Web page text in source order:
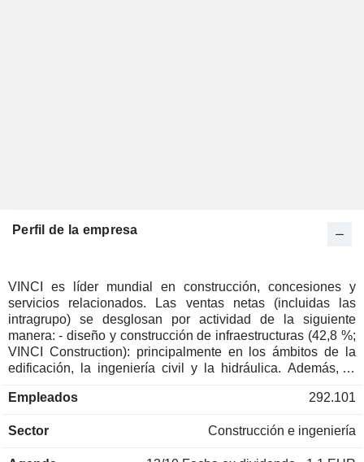
Perfil de la empresa
VINCI es líder mundial en construcción, concesiones y
servicios relacionados. Las ventas netas (incluidas las
intragrupo) se desglosan por actividad de la siguiente
manera: - diseño y construcción de infraestructuras (42,8 %;
VINCI Construction): principalmente en los ámbitos de la
edificación, la ingeniería civil y la hidráulica. Además, el
renovación y mantenimiento de infraestructuras de
la producción de áridos (n.º 1 en Francia) y en el desarrollo
Empleados 292.101
Sector Construcción e ingeniería